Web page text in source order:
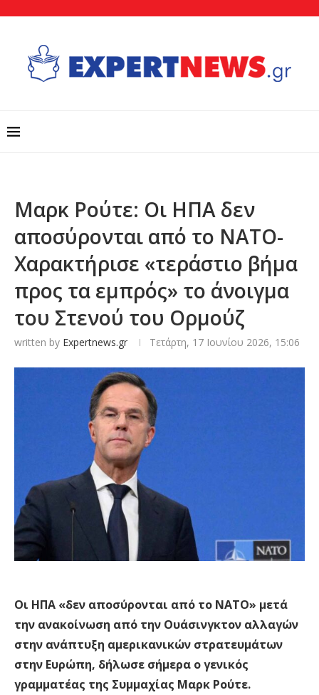
Μαρκ Ρούτε: Οι ΗΠΑ δεν
αποσύρονται από το ΝΑΤΟ-
Χαρακτήρισε «τεράστιο βήμα
προς τα εμπρός» το άνοιγμα
του Στενού του Ορμούζ
written by Expertnews.gr Τετάρτη, 17 Ιουνίου 2026, 15:06
Οι ΗΠΑ «δεν αποσύρονται από το ΝΑΤΟ» μετά
την ανακοίνωση από την Ουάσινγκτον αλλαγών
στην ανάπτυξη αμερικανικών στρατευμάτων
στην Ευρώπη, δήλωσε σήμερα ο γενικός
γραμματέας της Συμμαχίας Μαρκ Ρούτε.